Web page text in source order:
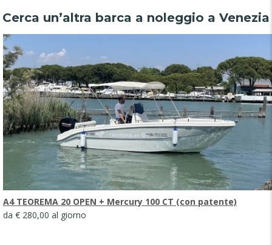
Cerca un’altra barca a noleggio a Venezia
A4 TEOREMA 20 OPEN + Mercury 100 CT (con patente)
da € 280,00 al giorno